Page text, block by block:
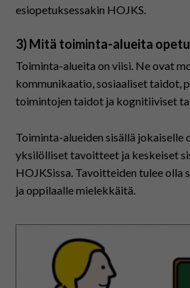
esiopetuksessakin HOJKS.
3) Mitä toiminta-alueita
Toiminta-alueita on viisi. Ne ovat
kommunikaatio, sosiaaliset taidot,
toimintojen taidot ja kognitiiviset
Toiminta-alueiden sisällä jokaiselle
yksilölliset tavoitteet ja keskeiset
HOJKSissa. Tavoitteiden tulee olla
ja oppilaalle mielekkäitä.